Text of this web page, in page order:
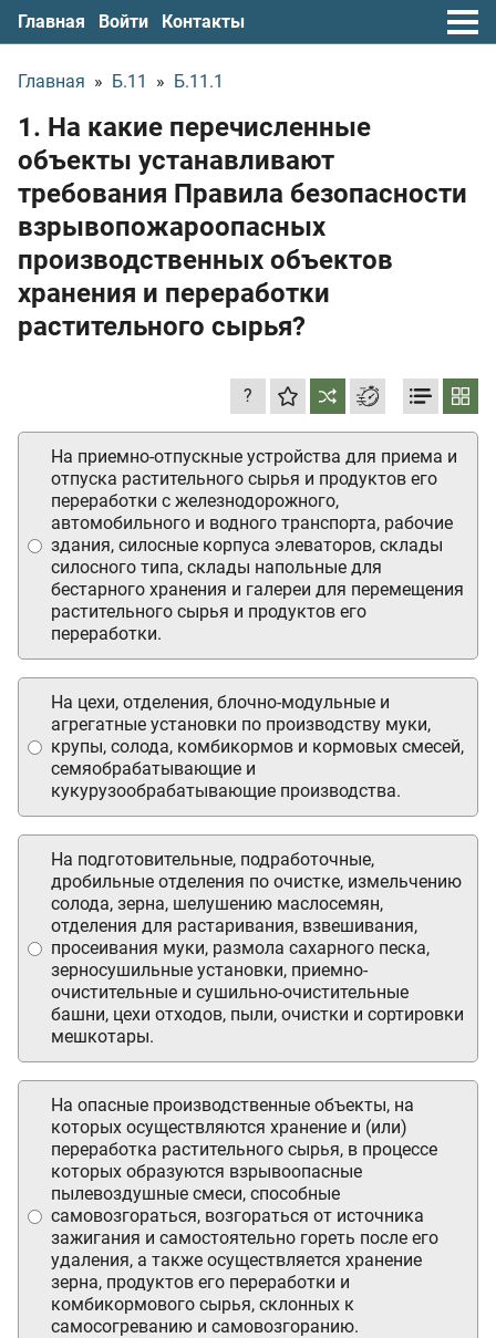
Главная Войти Контакты
Главная » Б.11 » Б.11.1
1. На какие перечисленные
объекты устанавливают
требования Правила безопасности
взрывопожароопасных
производственных объектов
хранения и переработки
растительного сырья?
?
На опасные производственные объекты, на
которых осуществляются хранение и (или)
переработка растительного сырья, в процессе
которых образуются взрывоопасные
пылевоздушные смеси, способные
самовозгораться, возгораться от источника
зажигания и самостоятельно гореть после его
удаления, а также осуществляется хранение
зерна, продуктов его переработки и
комбикормового сырья, склонных к
самосогреванию и самовозгоранию.
На цехи, отделения, блочно-модульные и
агрегатные установки по производству муки,
крупы, солода, комбикормов и кормовых смесей,
семяобрабатывающие и
кукурузообрабатывающие производства.
На приемно-отпускные устройства для приема и
отпуска растительного сырья и продуктов его
переработки с железнодорожного,
автомобильного и водного транспорта, рабочие
здания, силосные корпуса элеваторов, склады
силосного типа, склады напольные для
бестарного хранения и галереи для перемещения
растительного сырья и продуктов его
переработки.
На подготовительные, подработочные,
дробильные отделения по очистке, измельчению
солода, зерна, шелушению маслосемян,
отделения для растаривания, взвешивания,
просеивания муки, размола сахарного песка,
зерносушильные установки, приемно-
очистительные и сушильно-очистительные
башни, цехи отходов, пыли, очистки и сортировки
мешкотары.